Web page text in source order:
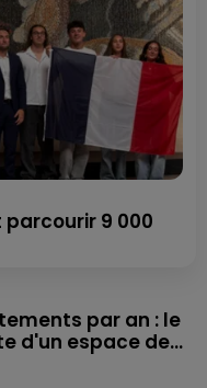
parcourir 9 000
par an : le
d'un espace de...